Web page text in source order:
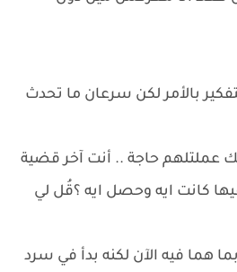
بالأمر لكن سرعان ما تحدث
عملتلهم حاجة .. أنت آخر قضية
كانت ايه وحصل ايه ؟قُل لي
هما فيه الآن لكنه بدأ في سرد